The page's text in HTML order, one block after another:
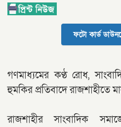
ফটো কার্ড
গণমাধ্যমের কণ্ঠ রোধ,
হুমকির প্রতিবাদে রাজশাহীতে
রাজশাহীর সাংবাদিক